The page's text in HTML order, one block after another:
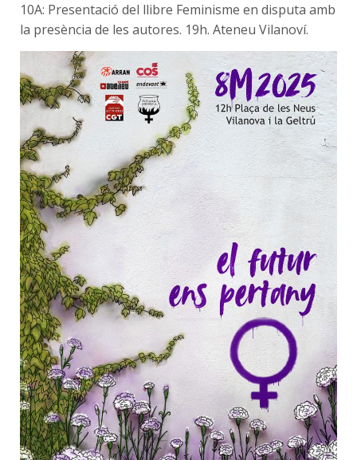
10A: Presentació del llibre Feminisme en disputa amb
la presència de les autores. 19h. Ateneu Vilanoví.